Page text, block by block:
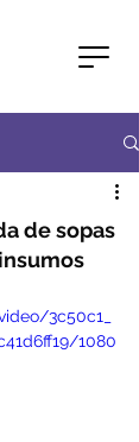
de sopas
3c50c1_
1080